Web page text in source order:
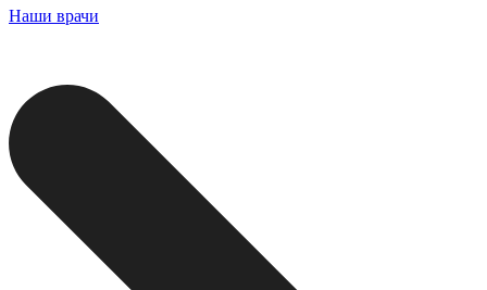
Наши врачи